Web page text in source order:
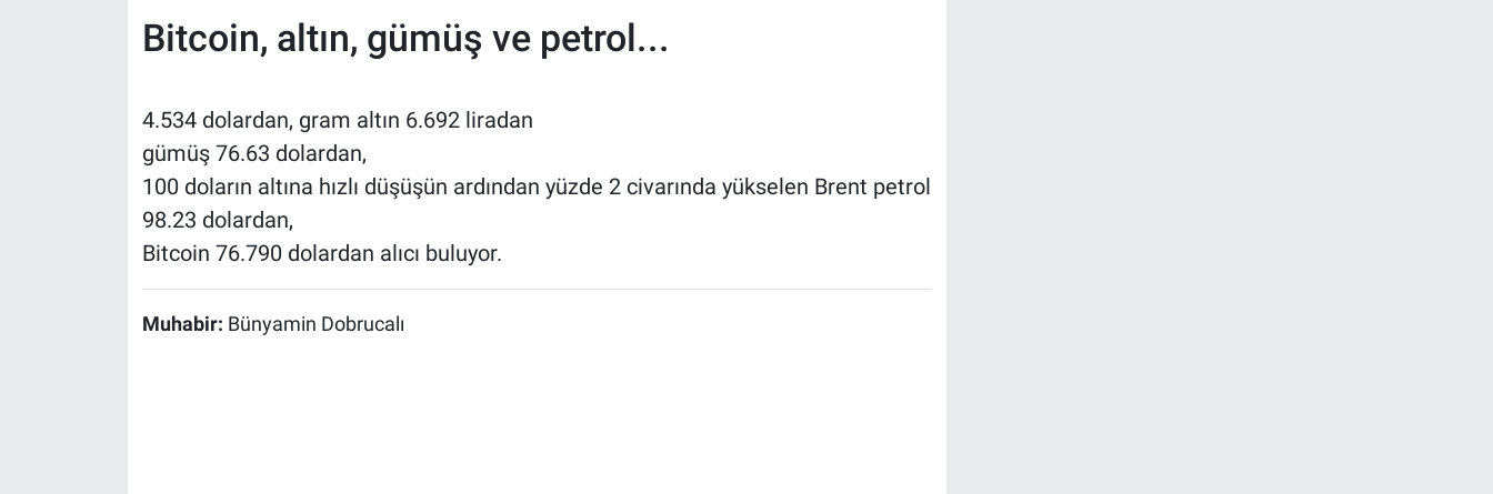
Bitcoin, altın, gümüş ve petrol...
4.534 dolardan, gram altın 6.692 liradan
gümüş 76.63 dolardan,
100 doların altına hızlı düşüşün ardından yüzde 2 civarında yükselen Brent petrol
98.23 dolardan,
Bitcoin 76.790 dolardan alıcı buluyor.
Muhabir: Bünyamin Dobrucalı